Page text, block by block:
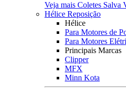
Veja mais Coletes Salva
Hélice Reposição
Hélice
Para Motores de
Para Motores
Principais Marcas
Clipper
MFX
Minn Kota